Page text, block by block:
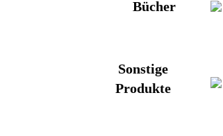
Bücher
Sonstige
Produkte